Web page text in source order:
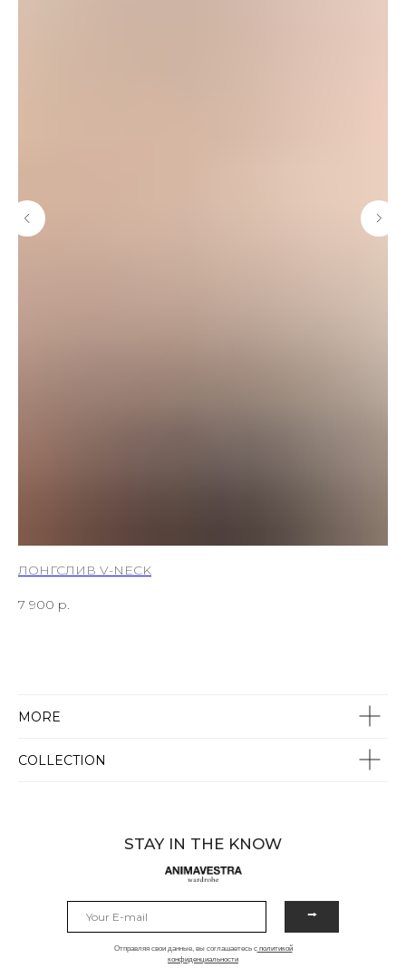
ЛОНГСЛИВ V-NECK
7 900 р.
MORE
COLLECTION
⭢
Отправляя свои данные, вы соглашаетесь сполитикой
конфиденциальности
STAY IN THE KNOW